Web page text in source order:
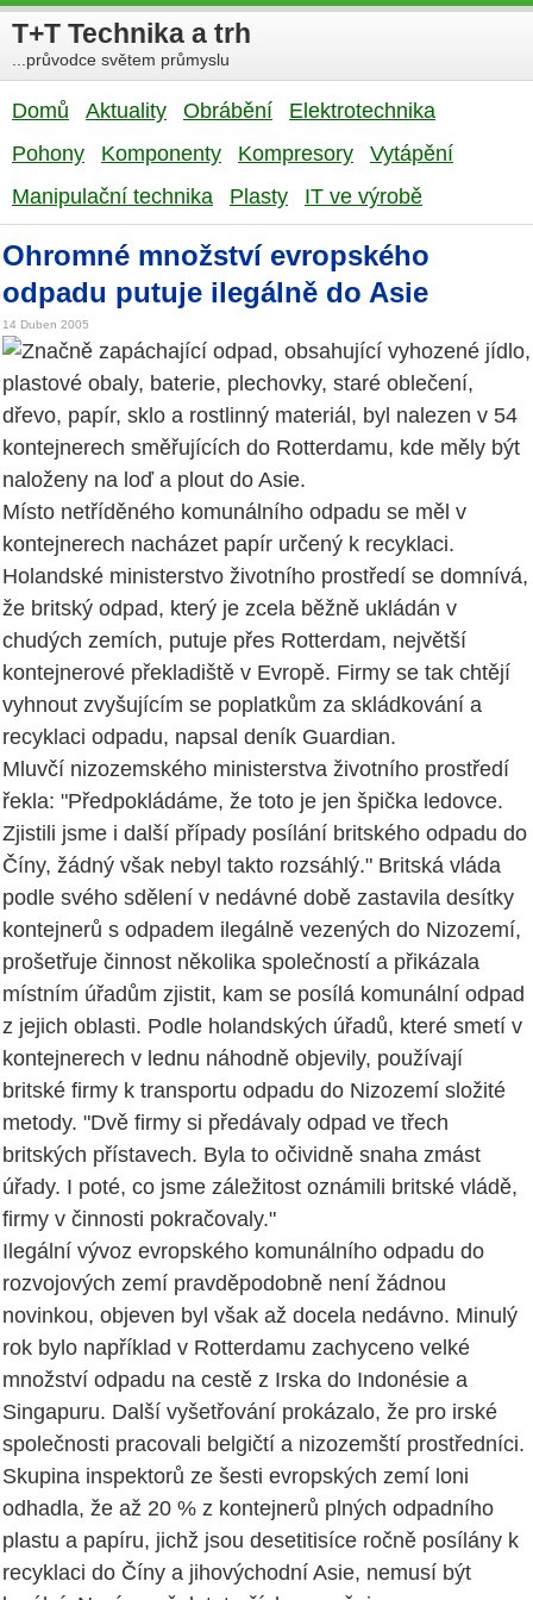
T+T Technika a trh
...průvodce světem průmyslu
Domů Aktuality Obrábění
Elektrotechnika
Pohony
Komponenty Kompresory
Vytápění
Manipulační technika
Plasty IT ve výrobě
Ohromné množství evropského
odpadu putuje ilegálně do Asie
14 Duben 2005
Značně zapáchající odpad, obsahující vyhozené jídlo,
plastové obaly, baterie, plechovky, staré oblečení,
dřevo, papír, sklo a rostlinný materiál, byl nalezen v 54
kontejnerech směřujících do Rotterdamu, kde měly být
naloženy na loď a plout do Asie.
Místo netříděného komunálního odpadu se měl v
kontejnerech nacházet papír určený k recyklaci.
Holandské ministerstvo životního prostředí se domnívá,
že britský odpad, který je zcela běžně ukládán v
chudých zemích, putuje přes Rotterdam, největší
kontejnerové překladiště v Evropě. Firmy se tak chtějí
vyhnout zvyšujícím se poplatkům za skládkování a
recyklaci odpadu, napsal deník Guardian.
Mluvčí nizozemského ministerstva životního prostředí
řekla: "Předpokládáme, že toto je jen špička ledovce.
Zjistili jsme i další případy posílání britského odpadu do
Číny, žádný však nebyl takto rozsáhlý." Britská vláda
podle svého sdělení v nedávné době zastavila desítky
kontejnerů s odpadem ilegálně vezených do Nizozemí,
prošetřuje činnost několika společností a přikázala
místním úřadům zjistit, kam se posílá komunální odpad
z jejich oblasti. Podle holandských úřadů, které smetí v
kontejnerech v lednu náhodně objevily, používají
britské firmy k transportu odpadu do Nizozemí složité
metody. "Dvě firmy si předávaly odpad ve třech
britských přístavech. Byla to očividně snaha zmást
úřady. I poté, co jsme záležitost oznámili britské vládě,
firmy v činnosti pokračovaly."
Ilegální vývoz evropského komunálního odpadu do
rozvojových zemí pravděpodobně není žádnou
novinkou, objeven byl však až docela nedávno. Minulý
rok bylo například v Rotterdamu zachyceno velké
množství odpadu na cestě z Irska do Indonésie a
Singapuru. Další vyšetřování prokázalo, že pro irské
společnosti pracovali belgičtí a nizozemští prostředníci.
Skupina inspektorů ze šesti evropských zemí loni
odhadla, že až 20 % z kontejnerů plných odpadního
plastu a papíru, jichž jsou desetitisíce ročně posílány k
recyklaci do Číny a jihovýchodní Asie, nemusí být